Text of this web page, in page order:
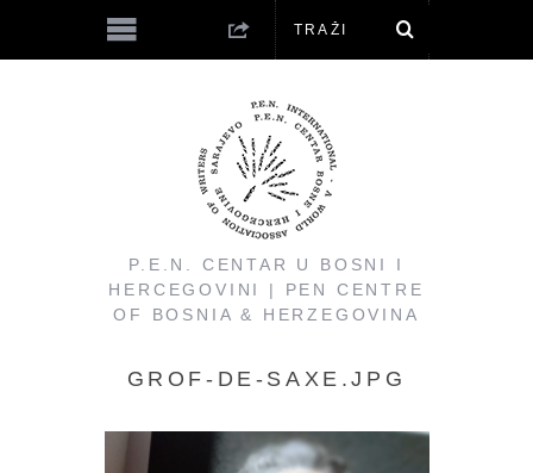
P.E.N. CENTAR U BOSNI I
HERCEGOVINI | PEN CENTRE
OF BOSNIA & HERZEGOVINA
GROF-DE-SAXE.JPG